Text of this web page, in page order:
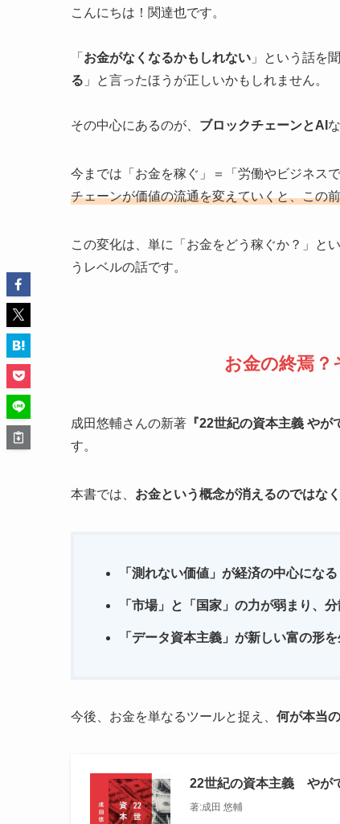
こんにちは！関達也です。
「 お金がなくなるかもしれない 」という話を
る 」と言ったほうが正しいかもしれません。
その中心にあるのが、 ブロックチェーンとAI
今までは「お金を稼ぐ」＝「労働やビジネス
チェーンが価値の流通を変えていくと、この
この変化は、単に「お金をどう稼ぐか？」と
うレベルの話です。
お金の終焉？
成田悠輔さんの新著 『22世紀の資本主義 やが
す。
本書では、 お金という概念が消えるのではな
「測れない価値」が経済の中心になる
「市場」と「国家」の力が弱まり、
「データ資本主義」が新しい富の形
今後、お金を単なるツールと捉え、 何が本当
22世紀の資本主義 やが
著:成田 悠輔